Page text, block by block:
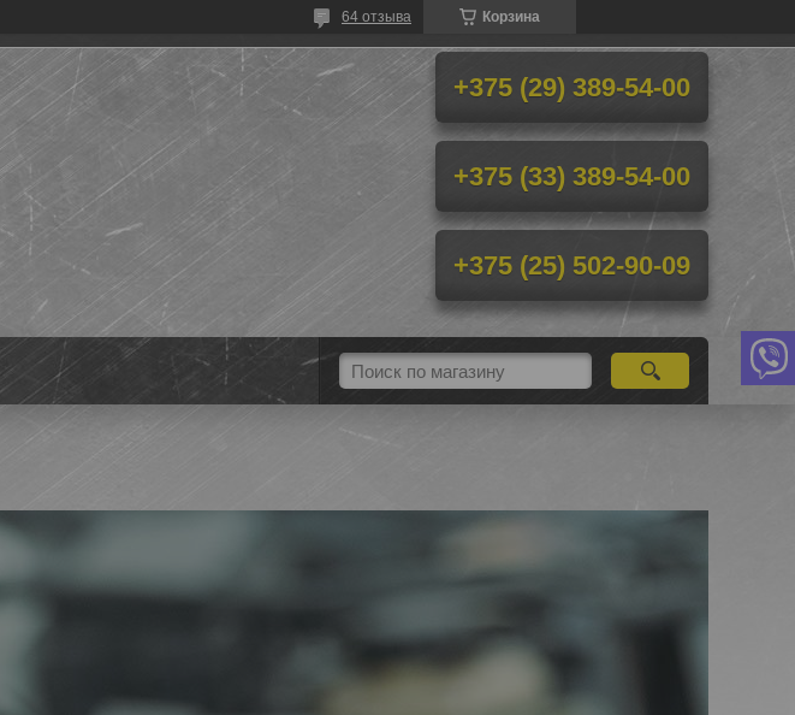
Корзина
64 отзыва
+375 (29) 389-54-00
+375 (33) 389-54-00
+375 (25) 502-90-09